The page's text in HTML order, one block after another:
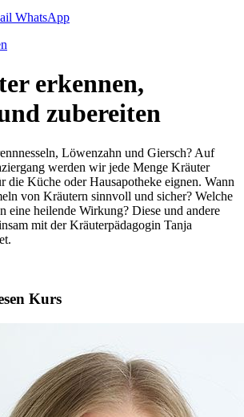
WhatsApp
erkennen,
zubereiten
Löwenzahn und Giersch? Auf
werden wir jede Menge Kräuter
die Küche oder Hausapotheke eignen. Wann
von Kräutern sinnvoll und sicher? Welche
eine heilende Wirkung? Diese und andere
mit der Kräuterpädagogin Tanja
Kurs